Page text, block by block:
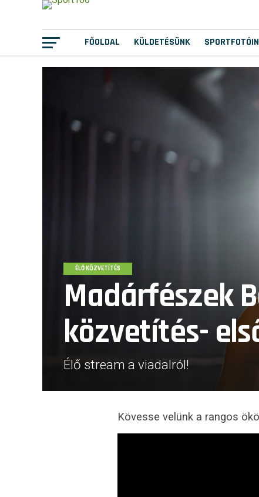
FŐOLDAL KÜLDETÉSÜNK
ÉLŐ KÖZVETÍTÉS
Madárfészek
közvetítés-
Élő stream a viadalról!
Kövesse velünk a rangos